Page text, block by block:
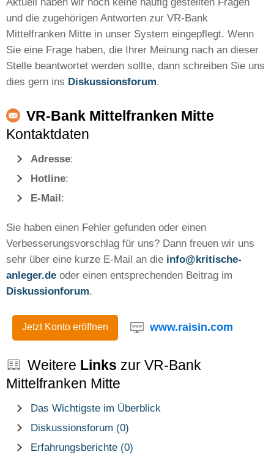
und die zugehörigen Antworten zur VR-Bank
Mittelfranken Mitte in unser System eingepflegt. Wenn
Sie eine Frage haben, die Ihrer Meinung nach an dieser
Stelle beantwortet werden sollte, dann schreiben Sie uns
dies gern ins Diskussionsforum.
VR-Bank Mittelfranken Mitte
Kontaktdaten
Adresse:
Hotline:
E-Mail:
Sie haben einen Fehler gefunden oder einen
Verbesserungsvorschlag für uns? Dann freuen wir uns
sehr über eine kurze E-Mail an die info@kritische-
anleger.de oder einen entsprechenden Beitrag im
Diskussionforum.
Jetzt Konto eröffnen www.raisin.com
Weitere Links zur VR-Bank
Mittelfranken Mitte
Das Wichtigste im Überblick
Diskussionsforum (0)
Erfahrungsberichte (0)